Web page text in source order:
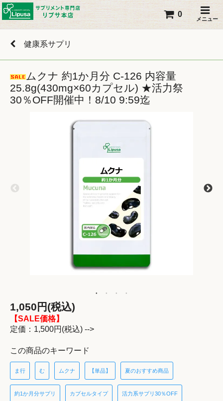
メニュー
0
健康系サプリ
ムクナ 約1か月分 C-126 内容量
25.8g(430mg×60カプセル) ★活力祭
30％OFF開催中！8/10 9:59迄
1,050円(税込)
【SALE価格】
定価：1,500円(税込) -->
この商品のキーワード
ま行 む ムクナ 【単品】 夏のおすすめ商品
約1か月分サプリ カプセルタイプ 活力系サプリ30％OFF